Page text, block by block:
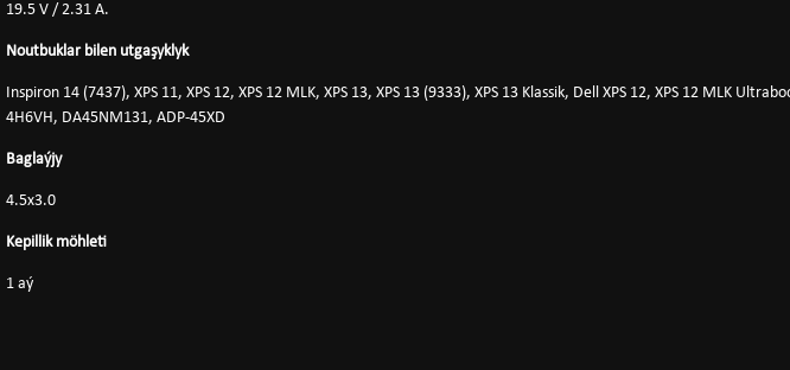
19.5 V / 2.31 A.
Noutbuklar bilen utgaşyklyk
Inspiron 14 (7437), XPS 11, XPS 12, XPS 12 MLK, XPS 13, XPS 13 (9333), XPS 13 Klassik, Dell XPS 12, XPS 12 MLK
4H6VH, DA45NM131, ADP-45XD
Baglaýjy
4.5x3.0
Kepillik möhleti
1 aý